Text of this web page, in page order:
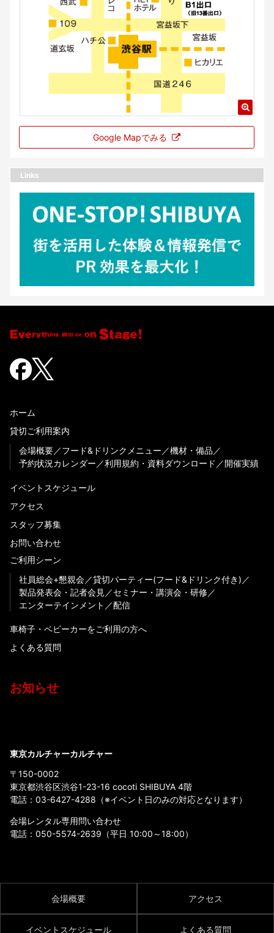
Google Mapでみる
Links
ホーム
貸切ご利用案内
会場概要
フード&ドリンクメニュー
機材・備品
予約状況カレンダー
利用規約・資料ダウンロード 開催実績
イベントスケジュール
アクセス
スタッフ募集
お問い合わせ
ご利用シーン
社員総会+懇親会
貸切パーティー(フード&ドリンク付き)
製品発表会・記者会見
セミナー・講演会・研修
エンターテインメント
配信
車椅子・ベビーカーをご利用の方へ
よくある質問
お知らせ
東京カルチャーカルチャー
〒150-0002
東京都渋谷区渋谷1-23-16 cocoti SHIBUYA 4階
電話： 03-6427-4288 （※イベント日のみの対応となります）
会場レンタル専用問い合わせ
電話： 050-5574-2639 （平日 10:00～18:00）
会場概要 アクセス
イベントスケジュール よくある質問